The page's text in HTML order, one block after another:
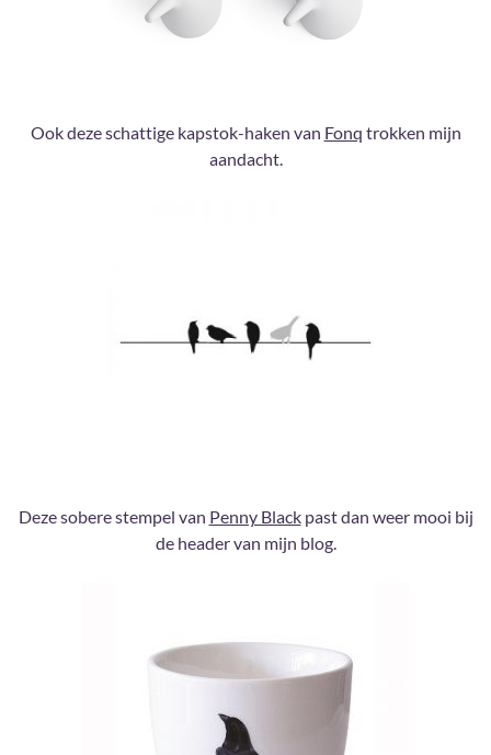
Ook deze schattige kapstok-haken van Fonq trokken mijn
aandacht.
Deze sobere stempel van Penny Blackpast dan weer mooi bij
de header van mijn blog.